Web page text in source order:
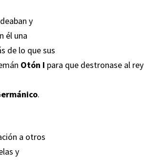
y
él una
de lo que sus
Otón I para que destronase al rey
.
a otros
y